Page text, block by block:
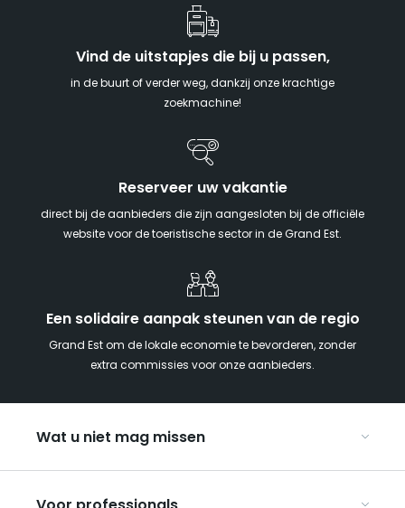
Vind de uitstapjes die bij u passen,
in de buurt of verder weg, dankzij onze krachtige
zoekmachine!
Reserveer uw vakantie
direct bij de aanbieders die zijn aangesloten bij de officiële
website voor de toeristische sector in de Grand Est.
Een solidaire aanpak steunen van de regio
Grand Est om de lokale economie te bevorderen, zonder
extra commissies voor onze aanbieders.
Wat u niet mag missen